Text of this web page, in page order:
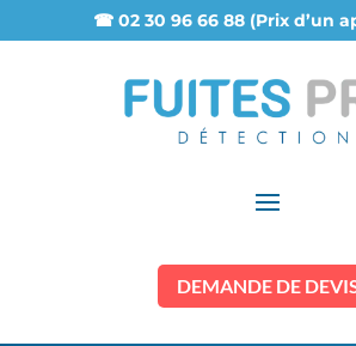
☎ 02 30 96 66 88 (Prix d’un
DEMANDE DE